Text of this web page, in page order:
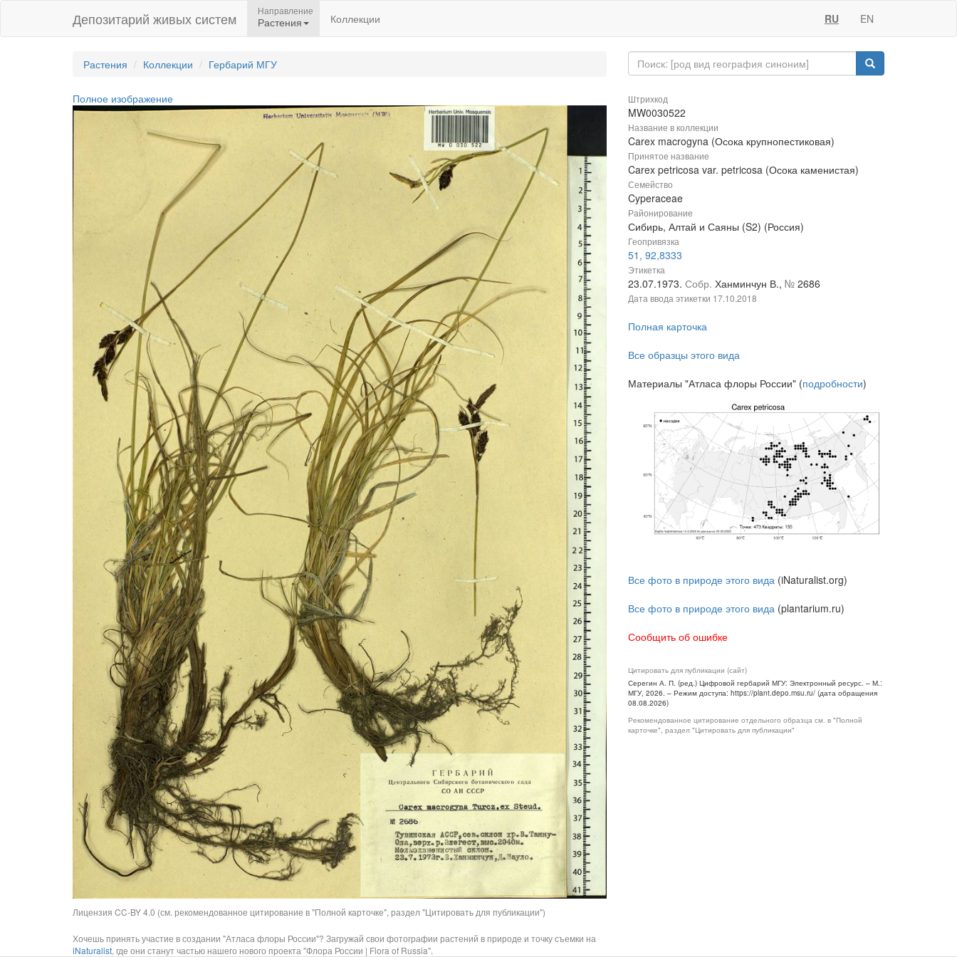
Депозитарий живых систем Направление
Растения Коллекции RU EN
Растения Коллекции Гербарий МГУ
Полное изображение
Лицензия CC-BY 4.0 (см. рекомендованное цитирование в "Полной карточке", раздел "Цитировать для публикации")
Хочешь принять участие в создании "Атласа флоры России"? Загружай свои фотографии растений в природе и точку съемки на
iNaturalist, где они станут частью нашего нового проекта "Флора России | Flora of Russia".
Штрихкод
MW0030522
Название в коллекции
Carex macrogyna (Осока крупнопестиковая)
Принятое название
Carex petricosa var. petricosa (Осока каменистая)
Семейство
Cyperaceae
Районирование
Сибирь, Алтай и Саяны (S2) (Россия)
Геопривязка
51, 92,8333
Этикетка
23.07.1973. Собр. Ханминчун В., № 2686
Дата ввода этикетки 17.10.2018
Полная карточка
Все образцы этого вида
Материалы "Атласа флоры России" (подробности)
Все фото в природе этого вида (iNaturalist.org)
Все фото в природе этого вида (plantarium.ru)
Сообщить об ошибке
Цитировать для публикации (сайт)
Серегин А. П. (ред.) Цифровой гербарий МГУ: Электронный ресурс. – М.:
МГУ, 2026. – Режим доступа: https://plant.depo.msu.ru/ (дата обращения
08.08.2026)
Рекомендованное цитирование отдельного образца см. в "Полной
карточке", раздел "Цитировать для публикации"